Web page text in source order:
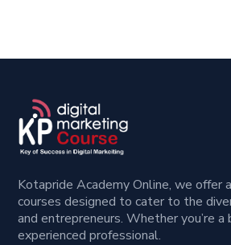
Kotapride Academy Online, we offer
courses designed to cater to the
and entrepreneurs. Whether you’re a
experienced professional.